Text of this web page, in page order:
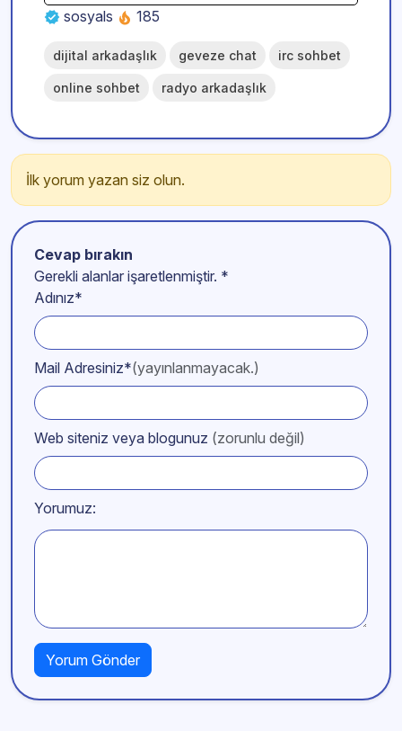
sosyals 185
dijital arkadaşlık geveze chat irc sohbet
online sohbet radyo arkadaşlık
İlk yorum yazan siz olun.
Cevap bırakın
Gerekli alanlar işaretlenmiştir. *
Adınız*
Mail Adresiniz*(yayınlanmayacak.)
Web siteniz veya blogunuz (zorunlu değil)
Yorumuz: